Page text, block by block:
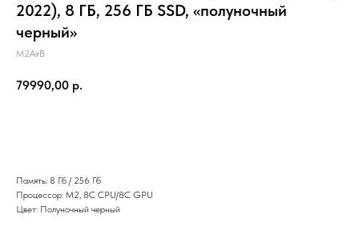
2022), 8 ГБ, 256 ГБ SSD, «полуночный
черный»
M2AirB
79990,00 р.
Память: 8 Гб / 256 Гб
Процессор: M2, 8C CPU/8C GPU
Цвет: Полуночный черный